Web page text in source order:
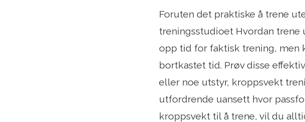
Foruten det praktiske å trene
treningsstudioet Hvordan trene
opp tid for faktisk trening, men
bortkastet tid. Prøv disse
eller noe utstyr, kroppsvekt
utfordrende uansett hvor
kroppsvekt til å trene, vil du